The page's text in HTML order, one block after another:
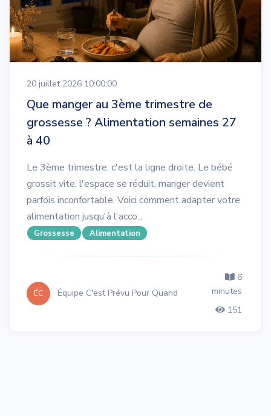
20 juillet 2026 10:00:00
Que manger au 3ème trimestre de
grossesse ? Alimentation semaines 27
à 40
Le 3ème trimestre, c'est la ligne droite. Le bébé
grossit vite, l'espace se réduit, manger devient
parfois inconfortable. Voici comment adapter votre
alimentation jusqu'à l'acco...
Grossesse Alimentation
ÉC Équipe C'est Prévu Pour Quand
6
minutes
151